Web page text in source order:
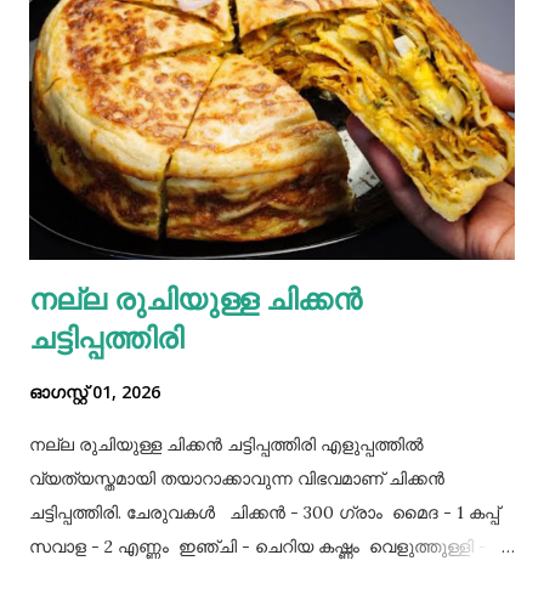
നല്ല രുചിയുള്ള ചിക്കൻ
ചട്ടിപ്പത്തിരി
ഓഗസ്റ്റ് 01, 2026
നല്ല രുചിയുള്ള ചിക്കൻ ചട്ടിപ്പത്തിരി എളുപ്പത്തിൽ
വ്യത്യസ്തമായി തയാറാക്കാവുന്ന വിഭവമാണ് ചിക്കൻ
ചട്ടിപ്പത്തിരി. ചേരുവകൾ ചിക്കൻ - 300 ഗ്രാം മൈദ - 1 കപ്പ്‌
സവാള - 2 എണ്ണം ഇഞ്ചി - ചെറിയ കഷ്ണം വെളുത്തുള്ളി - 5